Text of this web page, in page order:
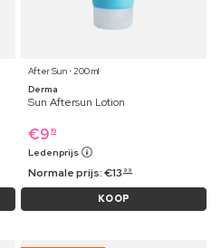
After Sun ⋅ 200 ml
Derma
Sun Aftersun Lotion
€9 19
Ledenprijs
Normale prijs:€13 99
KOOP